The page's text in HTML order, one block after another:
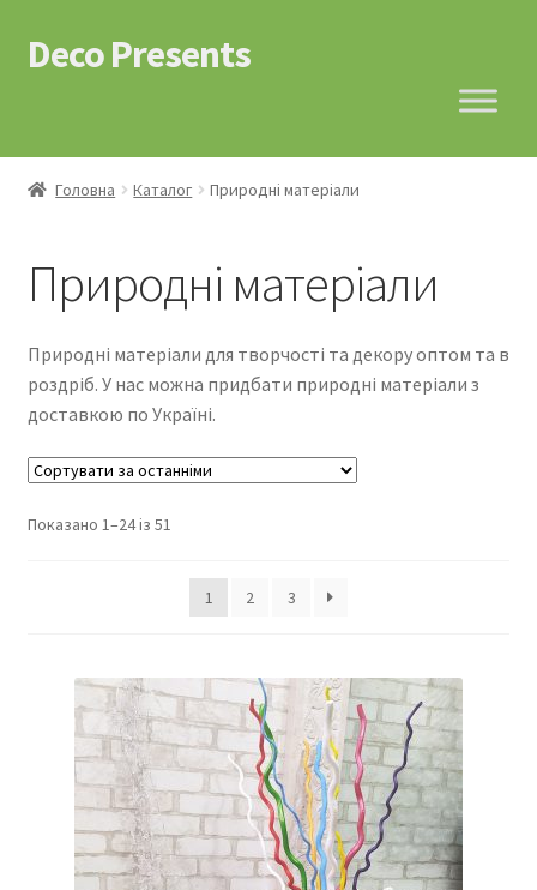
Перейти
до
Перейти
до
Deco Presents
Головна Каталог Природні матеріали
Природні матеріали
Природні матеріали для творчості та декору оптом та в
роздріб. У нас можна придбати природні матеріали з
доставкою по Україні.
Показано 1–24 із 51
1 2 3